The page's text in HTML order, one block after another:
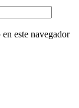
este navegador